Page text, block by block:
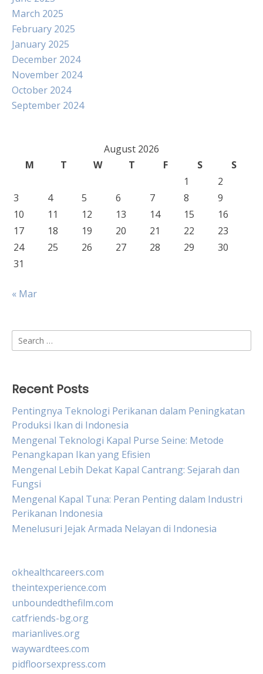
March 2025
February 2025
January 2025
December 2024
November 2024
October 2024
September 2024
August 2026
M
T W T F S
S
1
2
3
4 5 6 7 8
9
10
11 12 13 14 15
16
17
18 19 20 21 22
23
24
25 26 27 28 29
30
31
« Mar
Search
for:
Recent Posts
Pentingnya Teknologi Perikanan dalam Peningkatan
Produksi Ikan di Indonesia
Mengenal Teknologi Kapal Purse Seine: Metode
Penangkapan Ikan yang Efisien
Mengenal Lebih Dekat Kapal Cantrang: Sejarah dan
Fungsi
Mengenal Kapal Tuna: Peran Penting dalam Industri
Perikanan Indonesia
Menelusuri Jejak Armada Nelayan di Indonesia
okhealthcareers.com
theintexperience.com
unboundedthefilm.com
catfriends-bg.org
marianlives.org
waywardtees.com
pidfloorsexpress.com